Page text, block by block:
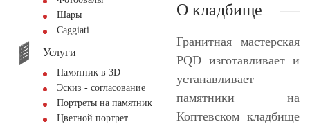
Шары
Сaggiati
Услуги
Памятник в 3D
Эскиз - согласование
Портреты на памятник
Цветной портрет
О кладбище
Гранитная мастерская
PQD изготавливает и
устанавливает
памятники на
Коптевском кладбище